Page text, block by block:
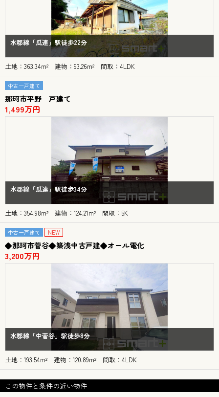
水郡線「瓜連」駅徒歩22分
土地：363.34m² 建物：93.26m² 間取：4LDK
中古一戸建て
那珂市平野 戸建て
1,499万円
水郡線「瓜連」駅徒歩34分
土地：354.98m² 建物：124.21m² 間取：5K
中古一戸建て NEW
◆那珂市菅谷◆築浅中古戸建◆オール電化
3,200万円
水郡線「中菅谷」駅徒歩8分
土地：193.54m² 建物：120.89m² 間取：4LDK
この物件と条件の近い物件